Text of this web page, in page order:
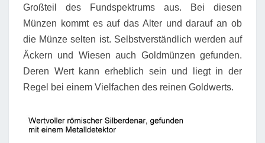
Großteil des Fundspektrums aus. Bei diesen
Münzen kommt es auf das Alter und darauf an ob
die Münze selten ist. Selbstverständlich werden auf
Äckern und Wiesen auch Goldmünzen gefunden.
Deren Wert kann erheblich sein und liegt in der
Regel bei einem Vielfachen des reinen Goldwerts.